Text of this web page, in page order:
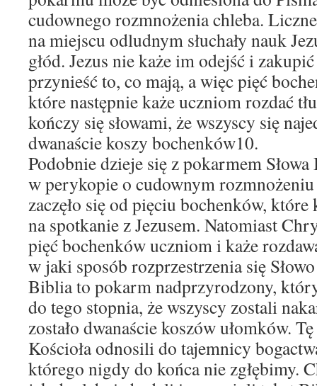
cudownego rozmnożenia chleba.
na miejscu odludnym słuchały nauk
głód. Jezus nie każe im odejść i
przynieść to, co mają, a więc pięć
które następnie każe uczniom rozdać
kończy się słowami, że wszyscy się
dwanaście koszy bochenków10.
Podobnie dzieje się z pokarmem
w perykopie o cudownym
zaczęło się od pięciu bochenków,
na spotkanie z Jezusem. Natomiast
pięć bochenków uczniom i każe
w jaki sposób rozprzestrzenia się
Biblia to pokarm nadprzyrodzony,
do tego stopnia, że wszyscy zostali
zostało dwanaście koszów ułomków.
Kościoła odnosili do tajemnicy
którego nigdy do końca nie zgłębimy.